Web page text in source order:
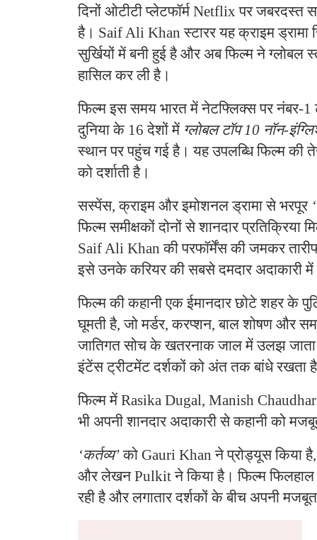
दिनों ओटीटी प्लेटफॉर्म Netflix पर जबरदस्त
है। Saif Ali Khan स्टारर यह क्राइम ड्रामा
सुर्खियों में बनी हुई है और अब फिल्म ने ग्लोबल
हासिल कर ली है।
फिल्म इस समय भारत में नेटफ्लिक्स पर नंबर-1
दुनिया के 16 देशों में ग्लोबल टॉप 10 नॉन-
स्थान पर पहुंच गई है। यह उपलब्धि फिल्म की
को दर्शाती है।
सस्पेंस, क्राइम और इमोशनल ड्रामा से भरपूर
फिल्म समीक्षकों दोनों से शानदार प्रतिक्रिया
Saif Ali Khan की परफॉर्मेंस की जमकर
इसे उनके करियर की सबसे दमदार अदाकारी
फिल्म की कहानी एक ईमानदार छोटे शहर के
घूमती है, जो मर्डर, करप्शन, बाल शोषण और
जातिगत सोच के खतरनाक जाल में उलझ जाता
इंटेंस ट्रीटमेंट दर्शकों को अंत तक बांधे रखता
फिल्म में Rasika Dugal, Manish
भी अपनी शानदार अदाकारी से कहानी को
‘कर्तव्य’को Gauri Khan ने प्रोड्यूस किया
और लेखन Pulkit ने किया है। फिल्म फिलहाल
रही है और लगातार दर्शकों के बीच अपनी